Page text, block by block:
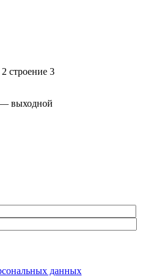
строение 3
выходной
данных